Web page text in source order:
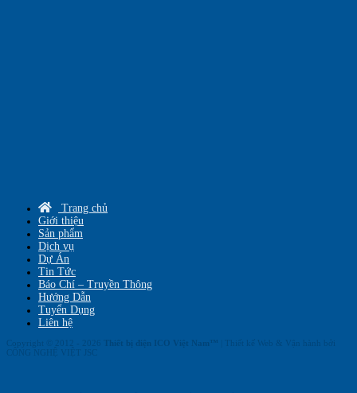
Trang chủ
Giới thiệu
Sản phẩm
Dịch vụ
Dự Án
Tin Tức
Báo Chí – Truyền Thông
Hướng Dẫn
Tuyển Dụng
Liên hệ
Copyright © 2012 - 2026 Thiết bị điện ICO Việt Nam™ | Thiết kế Web & Vận hành bởi
CÔNG NGHỆ VIỆT JSC